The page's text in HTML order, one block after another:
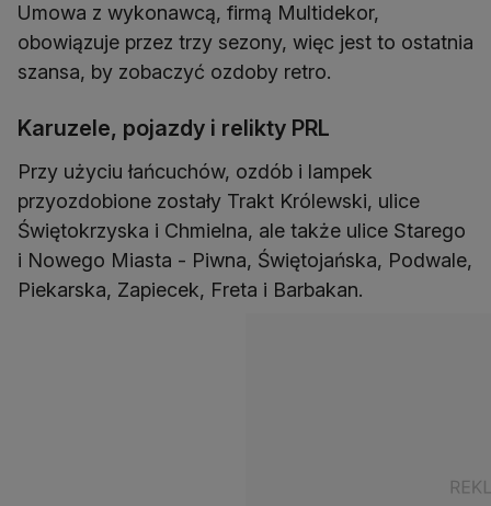
Umowa z wykonawcą, firmą Multidekor,
obowiązuje przez trzy sezony, więc jest to ostatnia
szansa, by zobaczyć ozdoby retro.
Karuzele, pojazdy i relikty PRL
Przy użyciu łańcuchów, ozdób i lampek
przyozdobione zostały Trakt Królewski, ulice
Świętokrzyska i Chmielna, ale także ulice Starego
i Nowego Miasta - Piwna, Świętojańska, Podwale,
Piekarska, Zapiecek, Freta i Barbakan.